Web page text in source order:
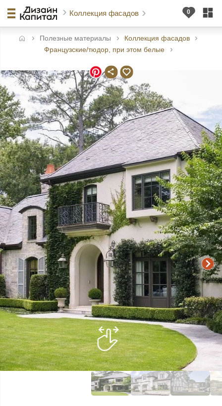
Коллекция фасадов
Полезные материалы
Коллекция фасадов
Французские/тюдор, при этом белые